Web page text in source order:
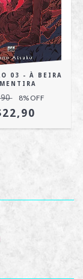
03 - À BEIRA
8% OFF